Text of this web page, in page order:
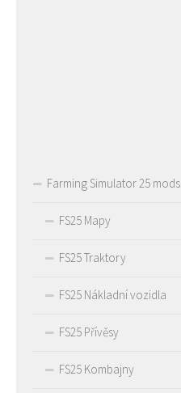
Farming Simulator 25 mods
FS25 Mapy
FS25 Traktory
FS25 Nákladní vozidla
FS25 Přívěsy
FS25 Kombajny